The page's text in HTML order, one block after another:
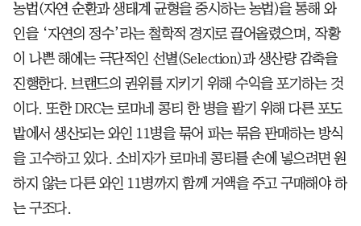
농법(자연 순환과 생태계 균형을 중시하는 농법)을 통해 와
인을 ‘자연의 정수’라는 철학적 경지로 끌어올렸으며, 작황
이 나쁜 해에는 극단적인 선별(Selection)과 생산량 감축을
진행한다. 브랜드의 권위를 지키기 위해 수익을 포기하는 것
이다. 또한 DRC는 로마네 콩티 한 병을 팔기 위해 다른 포도
밭에서 생산되는 와인 11병을 묶어 파는 묶음 판매하는 방식
을 고수하고 있다. 소비자가 로마네 콩티를 손에 넣으려면 원
하지 않는 다른 와인 11병까지 함께 거액을 주고 구매해야 하
는 구조다.